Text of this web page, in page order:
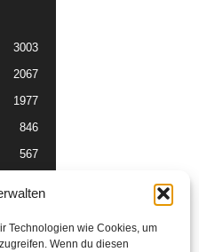
Technologien wie Cookies, um
Wenn du diesen
3003
2067
1977
846
567